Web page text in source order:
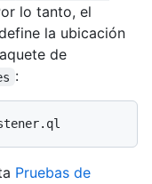
lo tanto, el
la ubicación
de
:
Pruebas de